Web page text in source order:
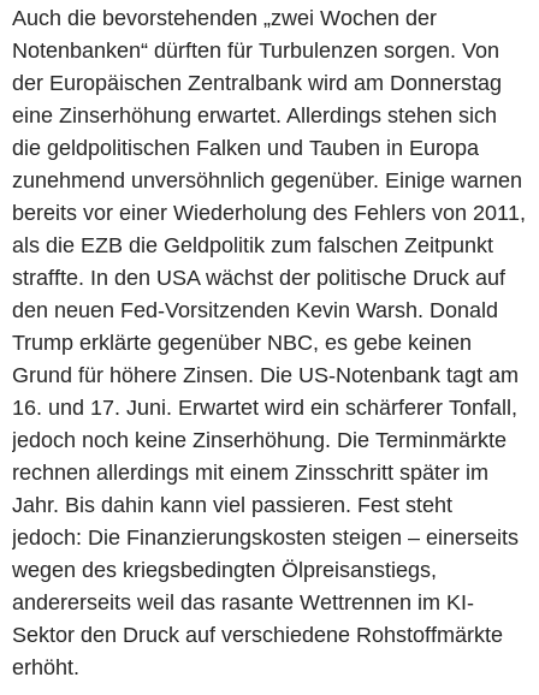
Auch die bevorstehenden „zwei Wochen der
Notenbanken“ dürften für Turbulenzen sorgen. Von
der Europäischen Zentralbank wird am Donnerstag
eine Zinserhöhung erwartet. Allerdings stehen sich
die geldpolitischen Falken und Tauben in Europa
zunehmend unversöhnlich gegenüber. Einige warnen
bereits vor einer Wiederholung des Fehlers von 2011,
als die EZB die Geldpolitik zum falschen Zeitpunkt
straffte. In den USA wächst der politische Druck auf
den neuen Fed-Vorsitzenden Kevin Warsh. Donald
Trump erklärte gegenüber NBC, es gebe keinen
Grund für höhere Zinsen. Die US-Notenbank tagt am
16. und 17. Juni. Erwartet wird ein schärferer Tonfall,
jedoch noch keine Zinserhöhung. Die Terminmärkte
rechnen allerdings mit einem Zinsschritt später im
Jahr. Bis dahin kann viel passieren. Fest steht
jedoch: Die Finanzierungskosten steigen – einerseits
wegen des kriegsbedingten Ölpreisanstiegs,
andererseits weil das rasante Wettrennen im KI-
Sektor den Druck auf verschiedene Rohstoffmärkte
erhöht.